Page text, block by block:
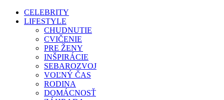
CELEBRITY
LIFESTYLE
CHUDNUTIE
CVIČENIE
PRE ŽENY
INŠPIRÁCIE
SEBAROZVOJ
VOĽNÝ ČAS
RODINA
DOMÁCNOSŤ